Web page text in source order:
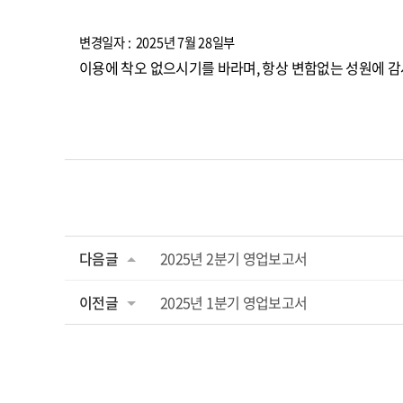
변경일자 : 2025년 7월 28일부
이용에 착오 없으시기를 바라며, 항상 변함없는 성원에
다음글 2025년 2분기 영업보고서
이전글 2025년 1분기 영업보고서